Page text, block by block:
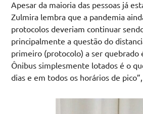
Apesar da maioria das pessoas já
Zulmira lembra que a pandemia
protocolos deveriam continuar
principalmente a questão do
primeiro (protocolo) a ser quebrado
Ônibus simplesmente lotados é o
dias e em todos os horários de